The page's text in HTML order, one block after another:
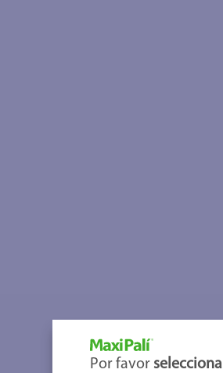
Por favor selecciona